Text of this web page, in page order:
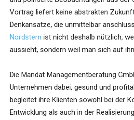
Vortrag liefert keine abstrakten
Denkansätze, die unmittelbar
Nordstern ist nicht deshalb nützlich,
aussieht, sondern weil man sich auf
Die Mandat Managementberatung
Unternehmen dabei, gesund und
begleitet ihre Klienten sowohl bei der
Entwicklung als auch in der